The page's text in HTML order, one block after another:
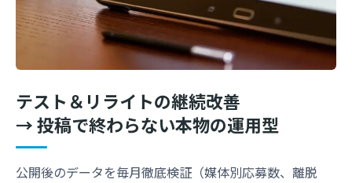
テスト＆リライトの継続改善
→ 投稿で終わらない本物の運用型
公開後のデータを毎月徹底検証（媒体別応募数、離脱